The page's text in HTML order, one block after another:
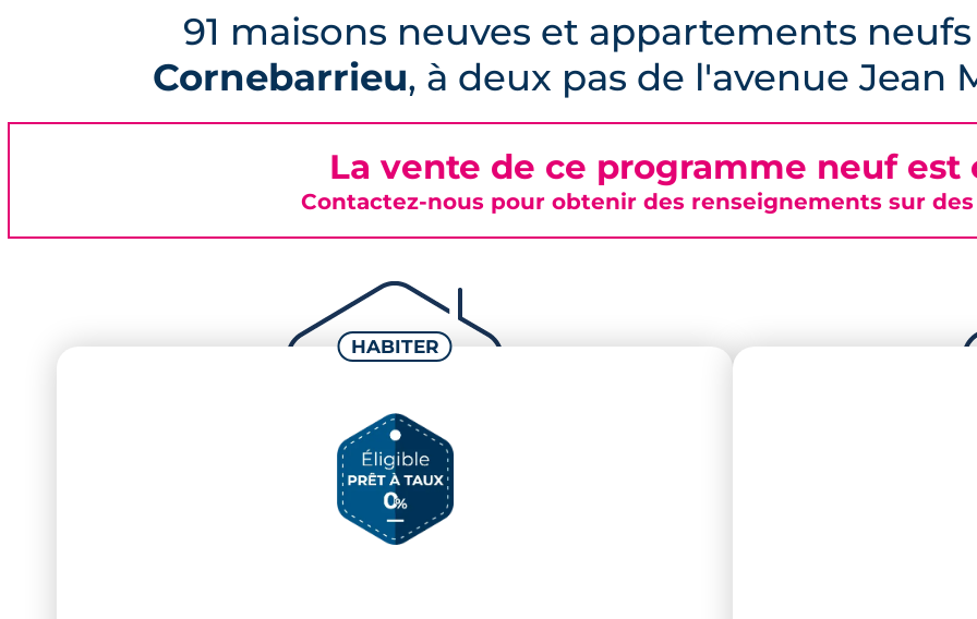
91 maisons neuves et appartements neufs
Cornebarrieu, à deux pas de l'avenue Jean
La vente de ce programme neuf est
Contactez-nous pour obtenir des renseignements sur